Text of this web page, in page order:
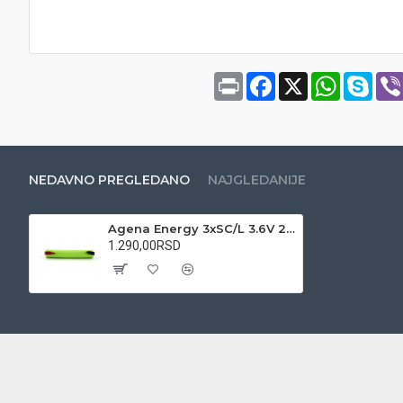
Print Facebook
X
NEDAVNO PREGLEDANO NAJGLEDANIJE
Agena Energy 3xSC/L 3.6V 2000mAh Ni-Cd baterijsko pakovanje
1.290,00RSD